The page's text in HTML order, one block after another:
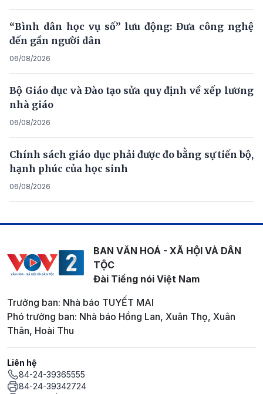
“Bình dân học vụ số” lưu động: Đưa công nghệ
đến gần người dân
06/08/2026
Bộ Giáo dục và Đào tạo sửa quy định về xếp lương
nhà giáo
06/08/2026
Chính sách giáo dục phải được đo bằng sự tiến bộ,
hạnh phúc của học sinh
06/08/2026
BAN VĂN HOÁ - XÃ HỘI VÀ DÂN
TỘC
Đài Tiếng nói Việt Nam
Trưởng ban: Nhà báo TUYẾT MAI
Phó trưởng ban: Nhà báo Hồng Lan, Xuân Thọ, Xuân
Thân, Hoài Thu
Liên hệ
84-24-39365555
84-24-39342724